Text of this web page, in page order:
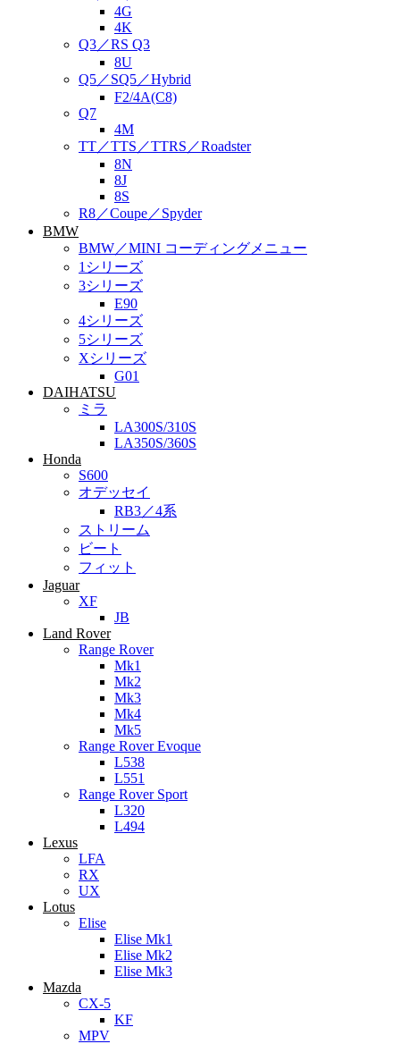
4G
4K
Q3／RS Q3
8U
Q5／SQ5／Hybrid
F2/4A(C8)
Q7
4M
TT／TTS／TTRS／Roadster
8N
8J
8S
R8／Coupe／Spyder
BMW
BMW／MINI コーディングメニュー
1シリーズ
3シリーズ
E90
4シリーズ
5シリーズ
Xシリーズ
G01
DAIHATSU
ミラ
LA300S/310S
LA350S/360S
Honda
S600
オデッセイ
RB3／4系
ストリーム
ビート
フィット
Jaguar
XF
JB
Land Rover
Range Rover
Mk1
Mk2
Mk3
Mk4
Mk5
Range Rover Evoque
L538
L551
Range Rover Sport
L320
L494
Lexus
LFA
RX
UX
Lotus
Elise
Elise Mk1
Elise Mk2
Elise Mk3
Mazda
CX-5
KF
MPV